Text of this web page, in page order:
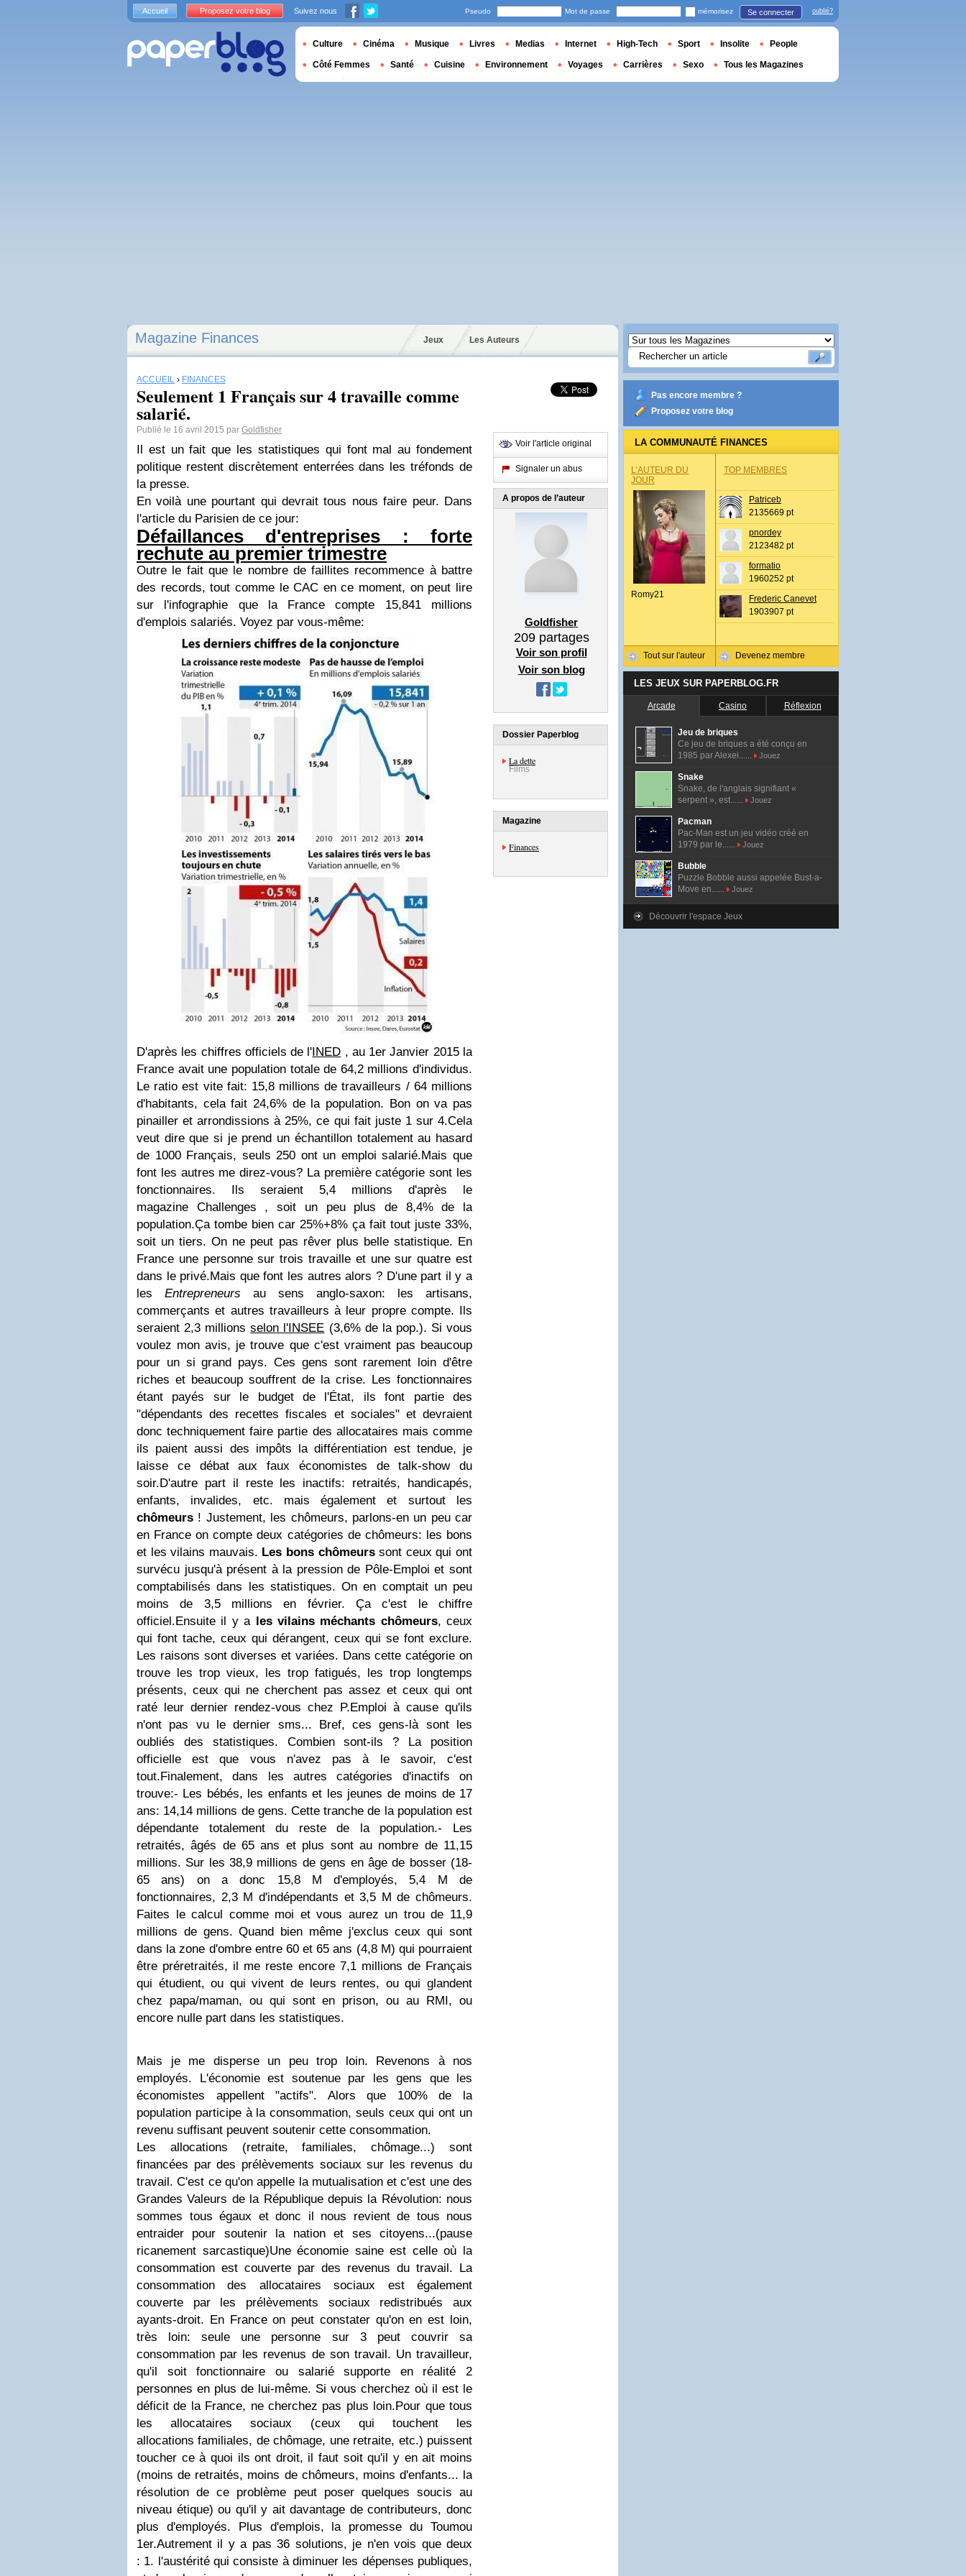
Magazine Finances Jeux Les Auteurs
ACCUEIL › FINANCES
Seulement 1 Français sur 4 travaille comme
salarié.
Publié le 16 avril 2015 par Goldfisher
Il est un fait que les statistiques qui font mal au fondement
politique restent discrètement enterrées dans les tréfonds de
la presse.
En voilà une pourtant qui devrait tous nous faire peur. Dans
l'article du Parisien de ce jour:
Défaillances d'entreprises : forte
rechute au premier trimestre
Outre le fait que le nombre de faillites recommence à battre
des records, tout comme le CAC en ce moment, on peut lire
sur l'infographie que la France compte 15,841 millions
d'emplois salariés. Voyez par vous-même:
D'après les chiffres officiels de l'INED , au 1er Janvier 2015 la
France avait une population totale de 64,2 millions d'individus.
Le ratio est vite fait: 15,8 millions de travailleurs / 64 millions
d'habitants, cela fait 24,6% de la population. Bon on va pas
pinailler et arrondissions à 25%, ce qui fait juste 1 sur 4.Cela
veut dire que si je prend un échantillon totalement au hasard
de 1000 Français, seuls 250 ont un emploi salarié.Mais que
font les autres me direz-vous? La première catégorie sont les
fonctionnaires. Ils seraient 5,4 millions d'après le
magazine Challenges , soit un peu plus de 8,4% de la
population.Ça tombe bien car 25%+8% ça fait tout juste 33%,
soit un tiers. On ne peut pas rêver plus belle statistique. En
France une personne sur trois travaille et une sur quatre est
dans le privé.Mais que font les autres alors ? D'une part il y a
les Entrepreneurs au sens anglo-saxon: les artisans,
commerçants et autres travailleurs à leur propre compte. Ils
seraient 2,3 millionsselon l'INSEE (3,6% de la pop.). Si vous
voulez mon avis, je trouve que c'est vraiment pas beaucoup
pour un si grand pays. Ces gens sont rarement loin d'être
riches et beaucoup souffrent de la crise. Les fonctionnaires
étant payés sur le budget de l'État, ils font partie des
"dépendants des recettes fiscales et sociales" et devraient
donc techniquement faire partie des allocataires mais comme
ils paient aussi des impôts la différentiation est tendue, je
laisse ce débat aux faux économistes de talk-show du
soir.D'autre part il reste les inactifs: retraités, handicapés,
enfants, invalides, etc. mais également et surtout les
chômeurs ! Justement, les chômeurs, parlons-en un peu car
en France on compte deux catégories de chômeurs: les bons
et les vilains mauvais. Les bons chômeurssont ceux qui ont
survécu jusqu'à présent à la pression de Pôle-Emploi et sont
comptabilisés dans les statistiques. On en comptait un peu
moins de 3,5 millions en février. Ça c'est le chiffre
officiel.Ensuite il y a les vilains méchants chômeurs, ceux
qui font tache, ceux qui dérangent, ceux qui se font exclure.
Les raisons sont diverses et variées. Dans cette catégorie on
trouve les trop vieux, les trop fatigués, les trop longtemps
présents, ceux qui ne cherchent pas assez et ceux qui ont
raté leur dernier rendez-vous chez P.Emploi à cause qu'ils
n'ont pas vu le dernier sms... Bref, ces gens-là sont les
oubliés des statistiques. Combien sont-ils ? La position
officielle est que vous n'avez pas à le savoir, c'est
tout.Finalement, dans les autres catégories d'inactifs on
trouve:- Les bébés, les enfants et les jeunes de moins de 17
ans: 14,14 millions de gens. Cette tranche de la population est
dépendante totalement du reste de la population.- Les
retraités, âgés de 65 ans et plus sont au nombre de 11,15
millions. Sur les 38,9 millions de gens en âge de bosser (18-
65 ans) on a donc 15,8 M d'employés, 5,4 M de
fonctionnaires, 2,3 M d'indépendants et 3,5 M de chômeurs.
Faites le calcul comme moi et vous aurez un trou de 11,9
millions de gens. Quand bien même j'exclus ceux qui sont
dans la zone d'ombre entre 60 et 65 ans (4,8 M) qui pourraient
être préretraités, il me reste encore 7,1 millions de Français
qui étudient, ou qui vivent de leurs rentes, ou qui glandent
chez papa/maman, ou qui sont en prison, ou au RMI, ou
encore nulle part dans les statistiques.
Mais je me disperse un peu trop loin. Revenons à nos
employés. L'économie est soutenue par les gens que les
économistes appellent "actifs". Alors que 100% de la
population participe à la consommation, seuls ceux qui ont un
revenu suffisant peuvent soutenir cette consommation.
Les allocations (retraite, familiales, chômage...) sont
financées par des prélèvements sociaux sur les revenus du
travail. C'est ce qu'on appelle la mutualisation et c'est une des
Grandes Valeurs de la République depuis la Révolution: nous
sommes tous égaux et donc il nous revient de tous nous
entraider pour soutenir la nation et ses citoyens...(pause
ricanement sarcastique)Une économie saine est celle où la
consommation est couverte par des revenus du travail. La
consommation des allocataires sociaux est également
couverte par les prélèvements sociaux redistribués aux
ayants-droit. En France on peut constater qu'on en est loin,
très loin: seule une personne sur 3 peut couvrir sa
consommation par les revenus de son travail. Un travailleur,
qu'il soit fonctionnaire ou salarié supporte en réalité 2
personnes en plus de lui-même. Si vous cherchez où il est le
déficit de la France, ne cherchez pas plus loin.Pour que tous
les allocataires sociaux (ceux qui touchent les
allocations familiales, de chômage, une retraite, etc.) puissent
toucher ce à quoi ils ont droit, il faut soit qu'il y en ait moins
(moins de retraités, moins de chômeurs, moins d'enfants... la
résolution de ce problème peut poser quelques soucis au
niveau étique) ou qu'il y ait davantage de contributeurs, donc
plus d'employés. Plus d'emplois, la promesse du Toumou
1er.Autrement il y a pas 36 solutions, je n'en vois que deux
: 1. l'austérité qui consiste à diminuer les dépenses publiques,
Voir l'article original
Signaler un abus
A propos de l’auteur
Goldfisher
209partages
Voir son profil
Voir son blog
Dossier Paperblog
La dette
Films
Magazine
Finances
Pas encore membre ?
Proposez votre blog
LA COMMUNAUTÉ FINANCES
L’AUTEUR DU
JOUR
Romy21
Tout sur l'auteur
TOP MEMBRES
Patriceb
2135669 pt
pnordey
2123482 pt
formatio
1960252 pt
Frederic Canevet
1903907 pt
Devenez membre
LES JEUX SUR PAPERBLOG.FR
Arcade Casino Réflexion
Jeu de briques
Ce jeu de briques a été conçu en
1985 par Alexei......
Jouez
Snake
Snake, de l'anglais signifiant «
serpent », est......
Jouez
Pacman
Pac-Man est un jeu vidéo créé en
1979 par le......
Jouez
Bubble
Puzzle Bobble aussi appelée Bust-a-
Move en......
Jouez
Découvrir l'espace Jeux
Accueil Proposez votre blog Suivez nous Pseudo Mot de passe mémorisez Se connecter oublié?
Culture Cinéma Musique Livres Medias Internet High-Tech Sport Insolite People
Côté Femmes Santé Cuisine Environnement Voyages Carrières Sexo Tous les Magazines